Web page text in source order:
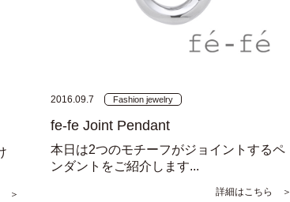
＞
2016.09.7 Fashion jewelry
fe-fe Joint Pendant
本日は2つのモチーフがジョイントするペ
ンダントをご紹介します...
詳細はこちら ＞